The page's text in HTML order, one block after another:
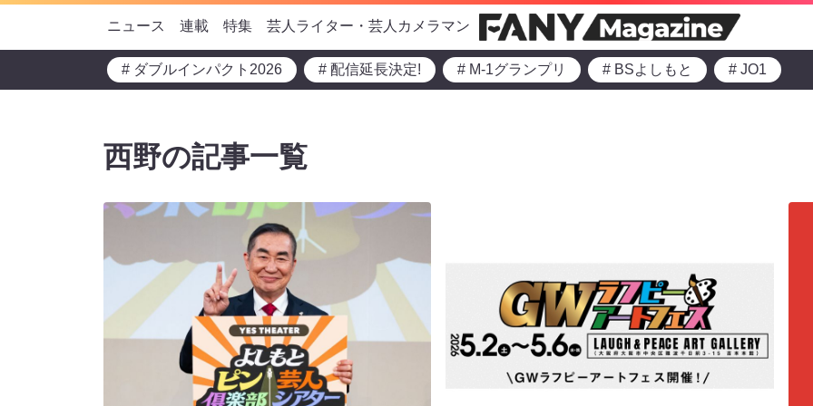
ニュース 連載 特集 芸人ライター・芸人カメラマン
# ダブルインパクト2026 # 配信延長決定! # M-1グランプリ # BSよしもと # JO1
西野の記事一覧